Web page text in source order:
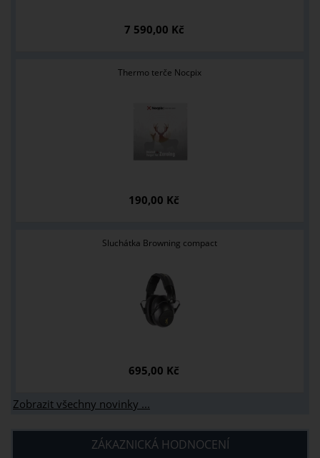
7 590,00 Kč
Thermo terče Nocpix
190,00 Kč
Sluchátka Browning compact
695,00 Kč
Zobrazit všechny novinky ...
ZÁKAZNICKÁ HODNOCENÍ